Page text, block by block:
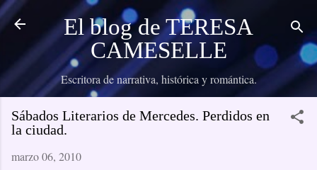
Ir al contenido principal
El blog de TERESA
CAMESELLE
Escritora de narrativa, histórica y romántica.
Sábados Literarios de Mercedes. Perdidos en
la ciudad.
marzo 06, 2010